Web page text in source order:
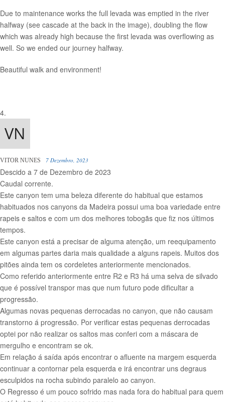
Due to maintenance works the full levada was emptied in the river
halfway (see cascade at the back in the image), doubling the flow
which was already high because the first levada was overflowing as
well. So we ended our journey halfway.
Beautiful walk and environment!
VITOR NUNES 7 Dezembro, 2023
Descido a 7 de Dezembro de 2023
Caudal corrente.
Este canyon tem uma beleza diferente do habitual que estamos
habituados nos canyons da Madeira possui uma boa variedade entre
rapeis e saltos e com um dos melhores tobogãs que fiz nos últimos
tempos.
Este canyon está a precisar de alguma atenção, um reequipamento
em algumas partes daria mais qualidade a alguns rapeis. Muitos dos
pitões ainda tem os cordeletes anteriormente mencionados.
Como referido anteriormente entre R2 e R3 há uma selva de silvado
que é possível transpor mas que num futuro pode dificultar a
progressão.
Algumas novas pequenas derrocadas no canyon, que não causam
transtorno á progressão. Por verificar estas pequenas derrocadas
optei por não realizar os saltos mas conferi com a máscara de
mergulho e encontram se ok.
Em relação á saída após encontrar o afluente na margem esquerda
continuar a contornar pela esquerda e irá encontrar uns degraus
esculpidos na rocha subindo paralelo ao canyon.
O Regresso é um pouco sofrido mas nada fora do habitual para quem